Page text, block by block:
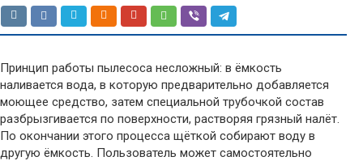
Принцип работы пылесоса несложный: в ёмкость
наливается вода, в которую предварительно добавляется
моющее средство, затем специальной трубочкой состав
разбрызгивается по поверхности, растворяя грязный налёт.
По окончании этого процесса щёткой собирают воду в
другую ёмкость. Пользователь может самостоятельно